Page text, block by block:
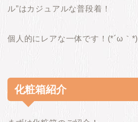
ル”はカジュアルな普段着！
個人的にレアな一体です！(*´ω｀*)
化粧箱紹介